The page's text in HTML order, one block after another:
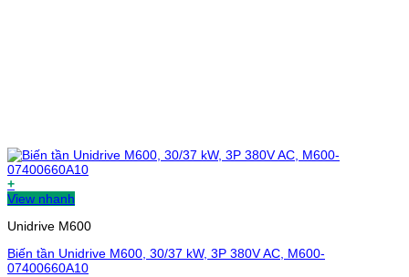
+
View nhanh
Unidrive M600
Biến tần Unidrive M600, 30/37 kW, 3P 380V AC, M600-
07400660A10